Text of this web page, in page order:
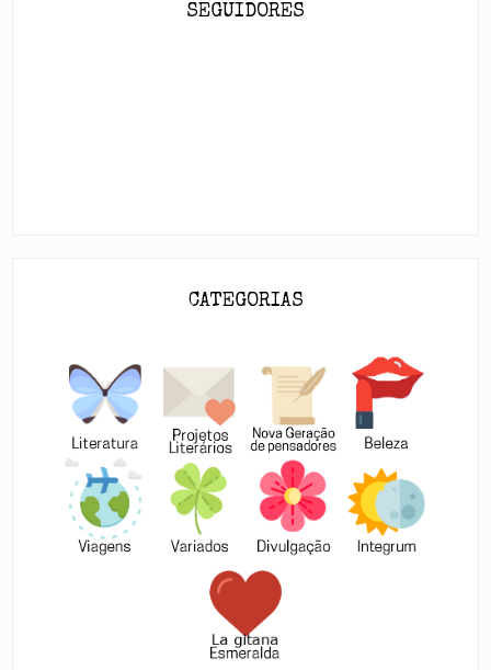
SEGUIDORES
CATEGORIAS